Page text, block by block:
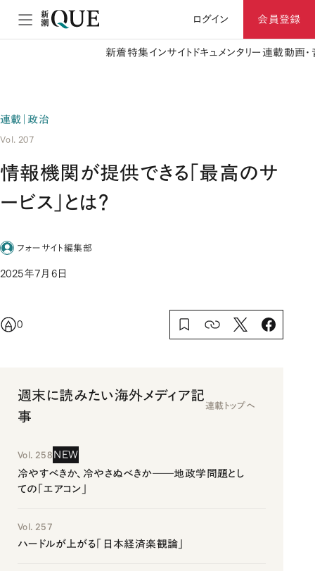
ログイン 会員登録
新着特集 インサイト ドキュメンタリー 連載動画
連載｜政治
Vol. 207
情報機関が提供できる「最高のサ
ービス」とは？
フォーサイト編集部
2025年7月6日
0
週末に読みたい海外メディア記
事
連載トップへ
Vol. 258 NEW
冷やすべきか、冷やさぬべきか――地政学問題とし
ての「エアコン」
Vol. 257
ハードルが上がる「日本経済楽観論」